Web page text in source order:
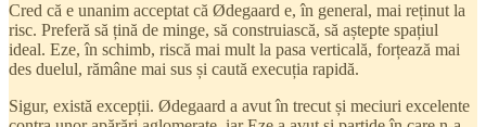
Cred că e unanim acceptat că Ødegaard e, în general, mai reținut la
risc. Preferă să țină de minge, să construiască, să aștepte spațiul
ideal. Eze, în schimb, riscă mai mult la pasa verticală, forțează mai
des duelul, rămâne mai sus și caută execuția rapidă.
Sigur, există excepții. Ødegaard a avut în trecut și meciuri excelente